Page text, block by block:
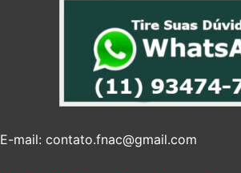
E-mail: contato.fnac@gmail.com